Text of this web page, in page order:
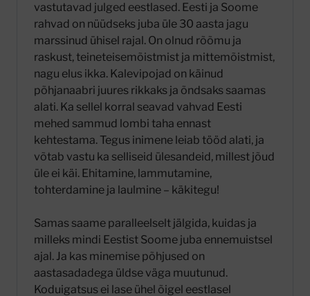
vastutavad julged eestlased. Eesti ja Soome
rahvad on nüüdseks juba üle 30 aasta jagu
marssinud ühisel rajal. On olnud rõõmu ja
raskust, teineteisemõistmist ja mittemõistmist,
nagu elus ikka. Kalevipojad on käinud
põhjanaabri juures rikkaks ja õndsaks saamas
alati. Ka sellel korral seavad vahvad Eesti
mehed sammud lombi taha ennast
kehtestama. Tegus inimene leiab tööd alati, ja
võtab vastu ka selliseid ülesandeid, millest jõud
üle ei käi. Ehitamine, lammutamine,
tohterdamine ja laulmine – käkitegu!
Samas saame paralleelselt jälgida, kuidas ja
milleks mindi Eestist Soome juba ennemuistsel
ajal. Ja kas minemise põhjused on
aastasadadega üldse väga muutunud.
Koduigatsus ei lase ühel õigel eestlasel